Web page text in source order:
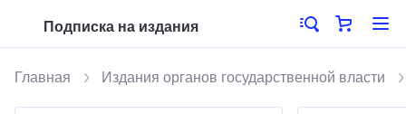
Подписка на издания
Главная Издания органов государственной власти